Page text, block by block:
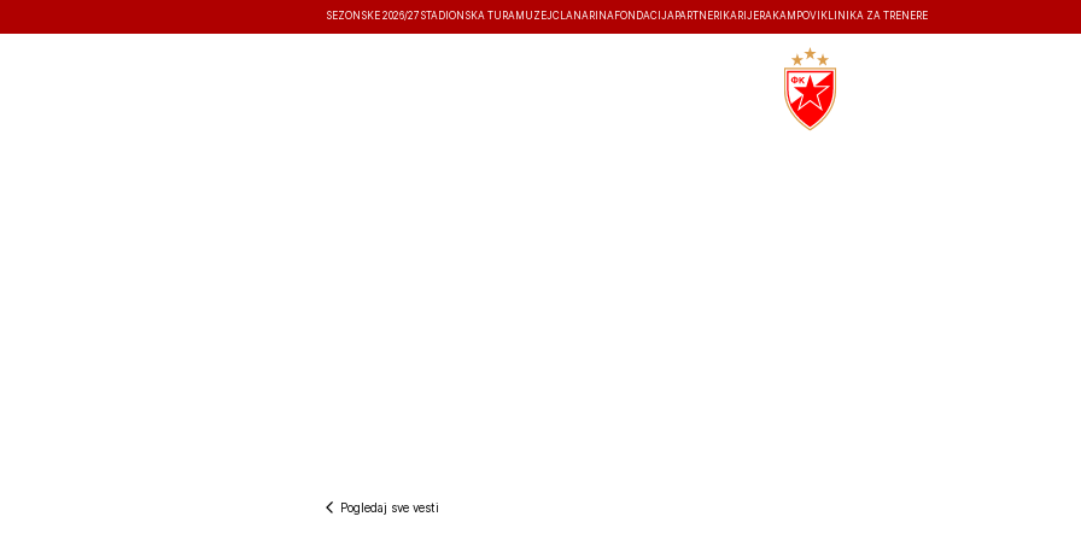
SEZONSKE 2026/27 STADIONSKA TURA MUZEJČLANARINA FONDACIJA PARTNERI KARIJERA KAMPOVI KLINIKA ZA TRENERE
Pogledaj sve vesti